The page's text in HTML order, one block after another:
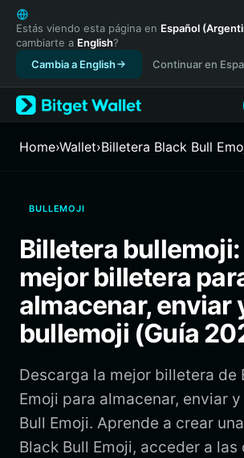
English
日本語
Tiếng Việt
Русский
Español (Latinoamérica)
Türkçe
Français
繁體中文
Bahasa Indonesia
ภาษาไทย
Español
Português (Brasil)
Estás viendo esta página en Español
cambiarte a English?
Cambia a English
Continuar en
Home›Wallet›Billetera Black Bull
BULLEMOJI
Billetera bullemoji:
mejor billetera
almacenar, enviar
bullemoji (Guía
Descarga la mejor billetera de
Emoji para almacenar, enviar
Bull Emoji. Aprende a crear
Black Bull Emoji, acceder a las